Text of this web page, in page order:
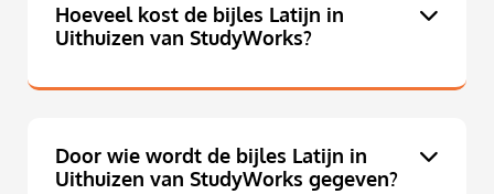
Hoeveel kost de bijles Latijn in
Uithuizen van StudyWorks?
Door wie wordt de bijles Latijn in
Uithuizen van StudyWorks gegeven?